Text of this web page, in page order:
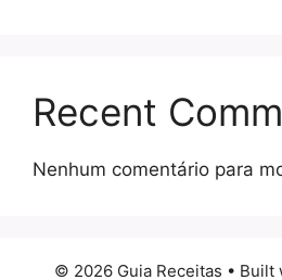
Recent
Nenhum comentário para
© 2026 Guia Receitas • Built